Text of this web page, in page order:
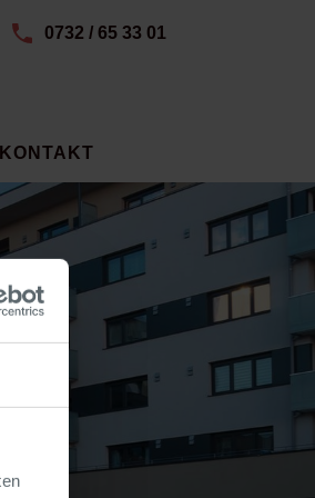
0732 / 65 33 01
KONTAKT